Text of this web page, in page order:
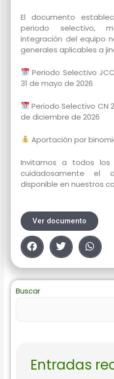
El documento
periodo selectivo,
integración del equipo
generales aplicables a
Periodo Selectivo
31 de mayo de 2026
Periodo Selectivo CN
de diciembre de 2026
Aportación por
Invitamos a todos los
cuidadosamente el
disponible en nuestros
Ver documento
Buscar
Entradas